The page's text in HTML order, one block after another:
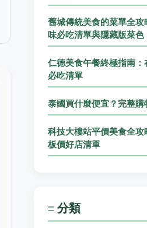
舊城傳統美食的菜單全
味必吃清單與隱藏版菜色
仁德美食午餐終極指南
必吃清單
泰國買什麼便宜？完整
科技大樓站平價美食全
板價好店清單
≡ 分類